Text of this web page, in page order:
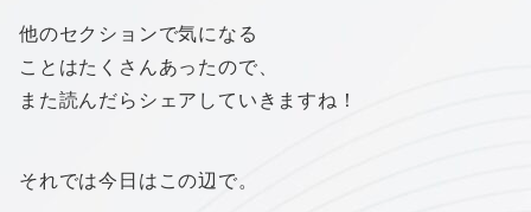
他のセクションで気になる
ことはたくさんあったので、
また読んだらシェアしていきますね！
それでは今日はこの辺で。